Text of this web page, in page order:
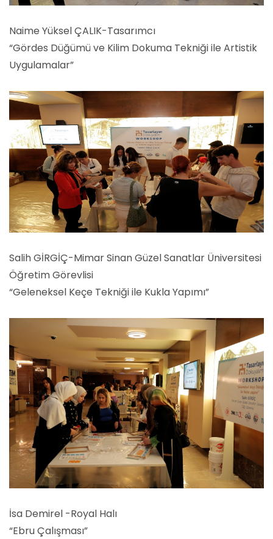
Naime Yüksel ÇALIK-Tasarımcı
“Gördes Düğümü ve Kilim Dokuma Tekniği ile Artistik
Uygulamalar”
Salih GİRGİÇ-Mimar Sinan Güzel Sanatlar Üniversitesi
Öğretim Görevlisi
“Geleneksel Keçe Tekniği ile Kukla Yapımı”
İsa Demirel -Royal Halı
“Ebru Çalışması”